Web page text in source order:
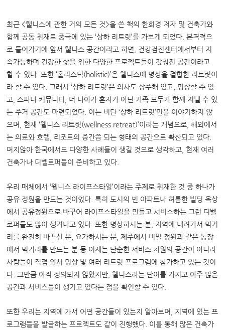
최근 <웰니스에 관한 거의 모든 것>을 쓴 책의 한희경 저자 및 건축가와
함께 공동 취재로 중국에 있는‘상하 리트릿’를 가보게 되었다 .본격적으
로 들어가기에 앞서 웰니스 공간이라고 하면
건강검진센터에서부터 지
속가능하며 건강한 삶을 위한 다양한 프로젝트들이 갖춰진 공간이라고
할 수 있다 또한‘홀리스틱(holistic)’은 웰니스에 명상을 결합한 리트릿이
라 할 수 있다
그래서‘상하 리트릿’은 의사도 상주해 있고
명상할 수 있
고
스파나 커뮤니티
더 나아가 혼자가 아닌 가족 모두가 함께 지낼 수 있
는 주거 공간도 마련되었다 이는 비단‘상하 리트릿’만을 이야기하지 않
으며
현재‘웰니스 리트릿(wellness retreat)’이라는 개념으로 ,해외에서
는 의료와 호텔
리조트의 중간쯤 되는 형태의 공간으로 확산되고 있다
머지않아 한국에서도 다양한 사례들이 생길 것으로 생각하고
현재 여러
건축가나 디벨로퍼들이 준비하고 있다
우리 매체에서‘웰니스 라이프스타일’이라는 주제로 취재한 것 중 하나가
공유 정원을 만드는 것이었다 .특히 도시의 빈 아파트나 허름한 빌딩 옥상
에서 공유정원으로 바꾸어 라이프스타일을 만들고 서비스하는 그런 디벨
로퍼들도 많이 생겨나고 있다 또한 명상하시는 분 지역에 내려가서 먹거
리를 완전히 바꾸신 분
요가하시는 분 ,제주에서 비밀 정원과 같은 농장
에서 먹거리를 만드는 분 등 이제는 단순한 서비스 차원의 공간이 아니라
사람들이 직접 와서 명상 및 여러 리트릿 프로그램에 참가하고 있는 것이
다
그만큼 아직 정의되지 않았지만 ,웰니스라는 단어를 가지고 아주 많은
공간과 서비스들이 생기고 있다는 점을 확인할 수 있다
또한 우리는 지역에 가서 어떤 공간들이 있는지 알아보며
지역에 있는 프
로그램들을 발굴하는 프로젝트도 같이 진행했다 이를 통해 많은 건축가